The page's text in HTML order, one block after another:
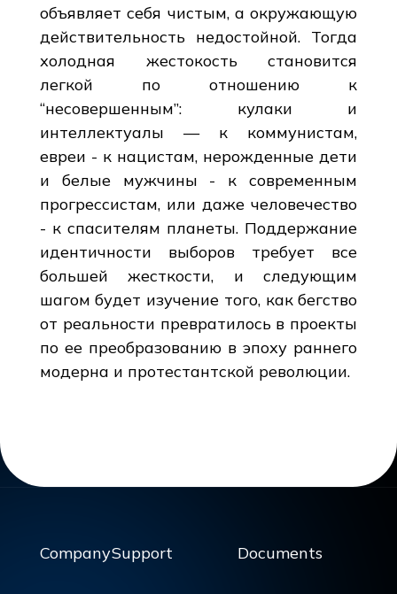
объявляет себя чистым, а окружающую
действительность недостойной. Тогда
холодная жестокость становится
легкой по отношению к
“несовершенным”: кулаки и
интеллектуалы — к коммунистам,
евреи - к нацистам, нерожденные дети
и белые мужчины - к современным
прогрессистам, или даже человечество
- к спасителям планеты. Поддержание
идентичности выборов требует все
большей жесткости, и следующим
шагом будет изучение того, как бегство
от реальности превратилось в проекты
по ее преобразованию в эпоху раннего
модерна и протестантской революции.
CompanySupport Documents